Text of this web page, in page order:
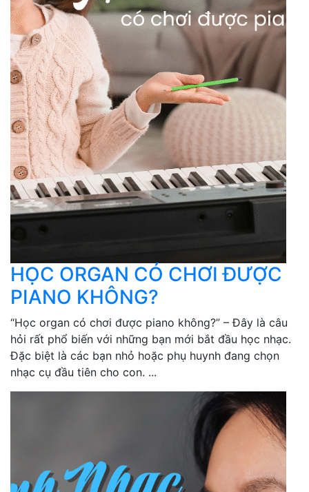
HỌC ORGAN CÓ CHƠI ĐƯỢC
PIANO KHÔNG?
“Học organ có chơi được piano không?” – Đây là câu
hỏi rất phổ biến với những bạn mới bắt đầu học nhạc.
Đặc biệt là các bạn nhỏ hoặc phụ huynh đang chọn
nhạc cụ đầu tiên cho con. ...